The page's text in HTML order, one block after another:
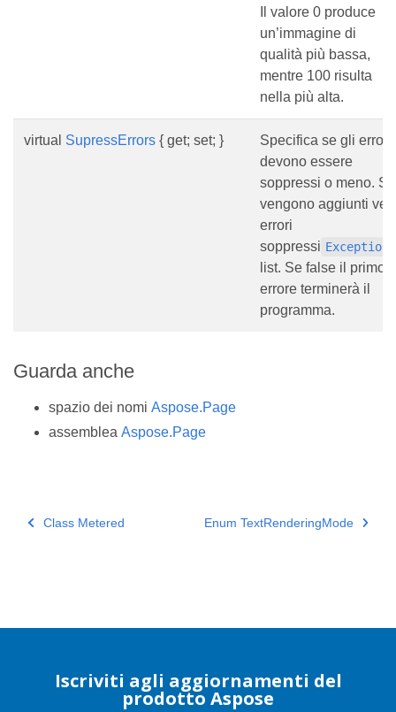
Il valore 0 produce
un’immagine di
qualità più bassa,
mentre 100 risulta
nella più alta.
virtual SupressErrors { get; set; }
Specifica se gli errori
devono essere
soppressi o meno. Se
vengono aggiunti veri
errori
soppressi Exceptions
list. Se false il primo
errore terminerà il
programma.
Guarda anche
spazio dei nomi Aspose.Page
assemblea Aspose.Page
Class Metered Enum TextRenderingMode
Iscriviti agli aggiornamenti del
prodotto Aspose